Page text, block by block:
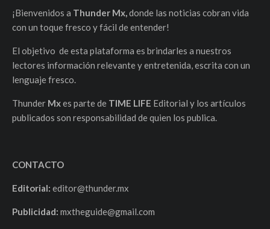
¡Bienvenidos a Thunder Mx,donde las noticias cobran vida
con un toque fresco y fácil de entender!
El objetivo de esta plataforma es brindarles a nuestros
lectores información relevante y entretenida, escrita con un
lenguaje fresco.
Thunder Mxes parte de TIME LIFE Editorial y los artículos
publicados son responsabilidad de quien los publica.
CONTACTO
Editorial: editor@thunder.mx
Publicidad: mxtheguide@gmail.com